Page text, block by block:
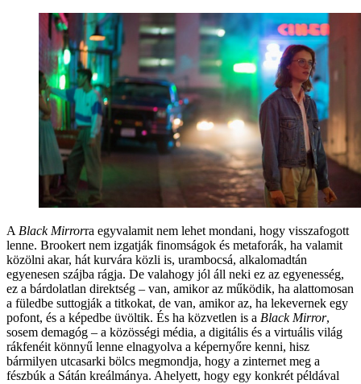
A Black Mirrorra egyvalamit nem lehet mondani, hogy visszafogott
lenne. Brookert nem izgatják finomságok és metaforák, ha valamit
közölni akar, hát kurvára közli is, urambocsá, alkalomadtán
egyenesen szájba rágja. De valahogy jól áll neki ez az egyenesség,
ez a bárdolatlan direktség – van, amikor az működik, ha alattomosan
a füledbe suttogják a titkokat, de van, amikor az, ha lekevernek egy
pofont, és a képedbe üvöltik. És ha közvetlen is a Black Mirror,
sosem demagóg – a közösségi média, a digitális és a virtuális világ
rákfenéit könnyű lenne elnagyolva a képernyőre kenni, hisz
bármilyen utcasarki bölcs megmondja, hogy a zinternet meg a
fészbúk a Sátán kreálmánya. Ahelyett, hogy egy konkrét példával